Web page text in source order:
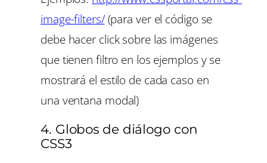
image-filters/(para ver el código se
debe hacer click sobre las imágenes
que tienen filtro en los ejemplos y se
mostrará el estilo de cada caso en
una ventana modal)
4. Globos de diálogo con
CSS3